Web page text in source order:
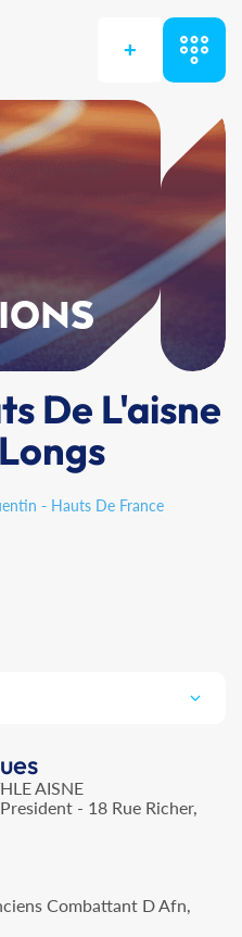
+
De L'aisne
- Hauts De France
AISNE
- 18 Rue Richer,
Combattant D Afn,